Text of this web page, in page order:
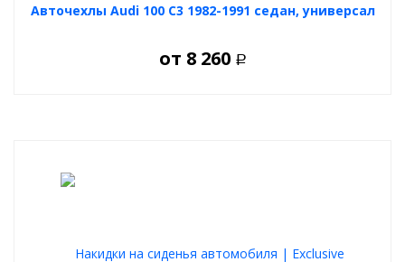
Авточехлы Audi 100 C3 1982-1991 седан, универсал
от 8 260 Р